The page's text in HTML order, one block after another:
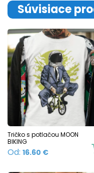
Súvisiace
Tričko s potlačou MOON
BIKING
Od: 16.60 €